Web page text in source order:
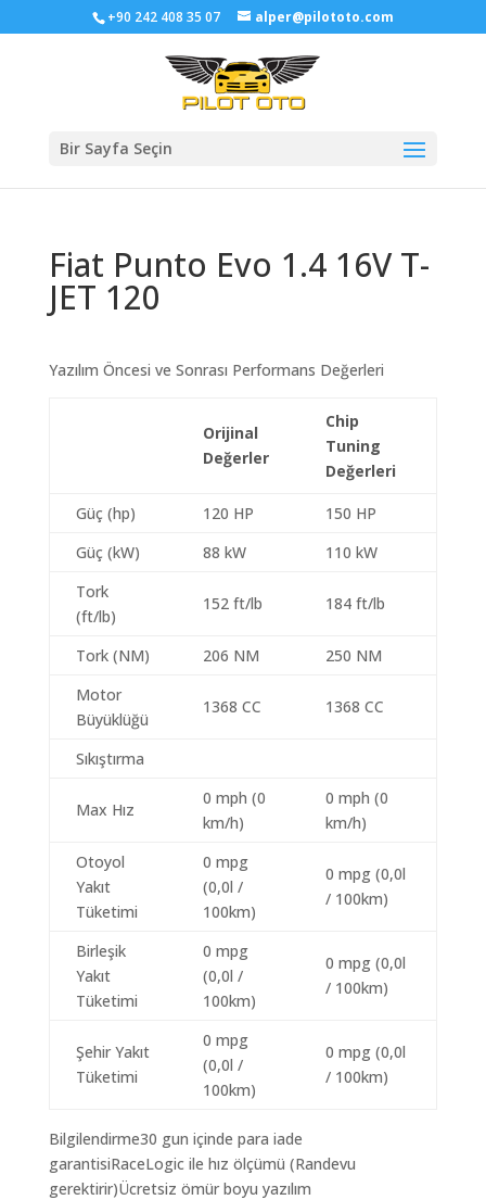
+90 242 408 35 07 alper@pilototo.com
Bir Sayfa Seçin
Fiat Punto Evo 1.4 16V T-
JET 120
Yazılım Öncesi ve Sonrası Performans Değerleri
Orijinal
Değerler
Chip
Tuning
Değerleri
Güç (hp) 120 HP
150 HP
Güç (kW)
88 kW
110 kW
Tork
(ft/lb)
152 ft/lb 184 ft/lb
Tork (NM) 206 NM
250 NM
Motor
Büyüklüğü
1368 CC 1368 CC
Sıkıştırma
Max Hız
0 mph (0
km/h)
0 mph (0
km/h)
Otoyol
Yakıt
Tüketimi
0 mpg
(0,0l /
100km)
0 mpg (0,0l
/ 100km)
Birleşik
Yakıt
Tüketimi
0 mpg
(0,0l /
100km)
0 mpg (0,0l
/ 100km)
Şehir Yakıt
Tüketimi
0 mpg
(0,0l /
100km)
0 mpg (0,0l
/ 100km)
Bilgilendirme30 gun içinde para iade
garantisiRaceLogic ile hız ölçümü (Randevu
gerektirir)Ücretsiz ömür boyu yazılım